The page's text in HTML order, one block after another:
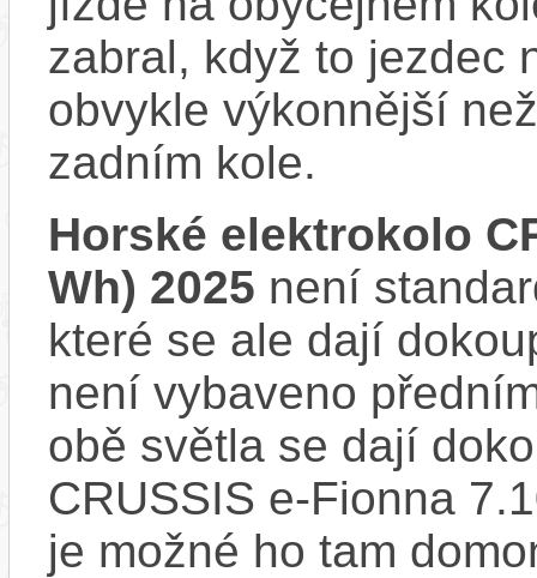
zabral, když to jezdec
obvykle výkonnější
zadním kole.
Horské elektrokolo
Wh) 2025 není
které se ale dají
není vybaveno
obě světla se dají
CRUSSIS e-Fionna
je možné ho tam